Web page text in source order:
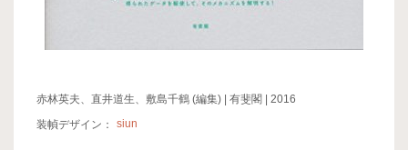
赤林英夫、直井道生、敷島千鶴 (編集) | 有斐閣 | 2016
装幀デザイン：
siun